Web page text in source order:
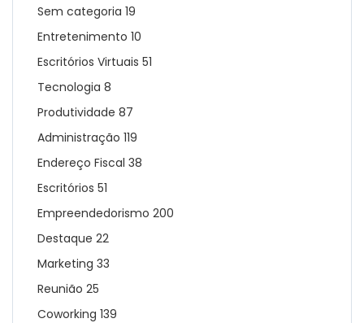
Sem categoria 19
Entretenimento 10
Escritórios Virtuais 51
Tecnologia 8
Produtividade 87
Administração 119
Endereço Fiscal 38
Escritórios 51
Empreendedorismo 200
Destaque 22
Marketing 33
Reunião 25
Coworking 139